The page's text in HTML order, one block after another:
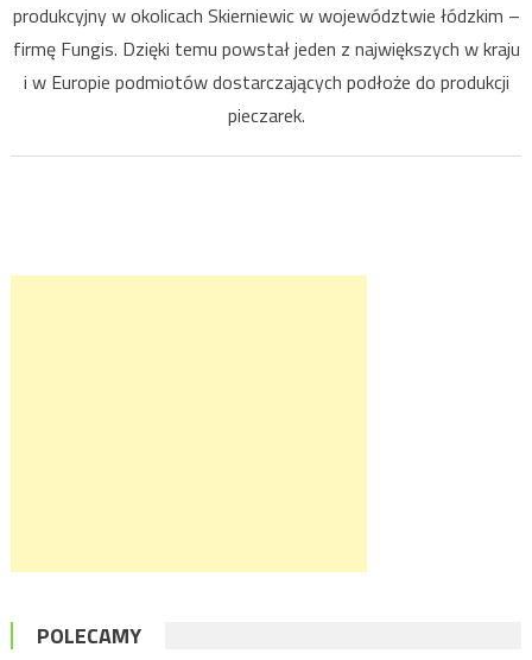
produkcyjny w okolicach Skierniewic w województwie łódzkim –
firmę Fungis. Dzięki temu powstał jeden z największych w kraju
i w Europie podmiotów dostarczających podłoże do produkcji
pieczarek.
POLECAMY